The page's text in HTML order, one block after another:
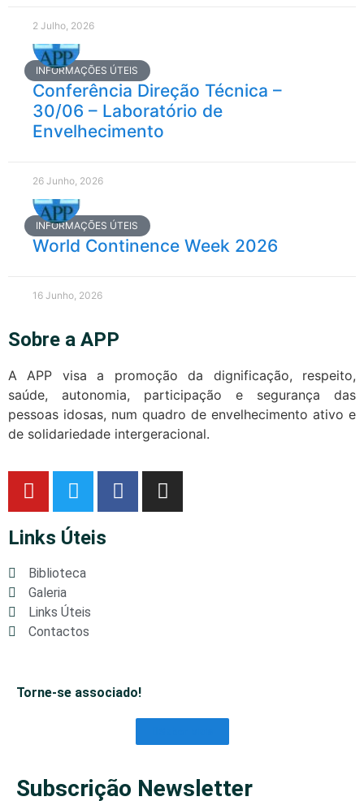
2 Julho, 2026
INFORMAÇÕES ÚTEIS
Conferência Direção Técnica –
30/06 – Laboratório de
Envelhecimento
26 Junho, 2026
INFORMAÇÕES ÚTEIS
World Continence Week 2026
16 Junho, 2026
Sobre a APP
A APP visa a promoção da dignificação, respeito,
saúde, autonomia, participação e segurança das
pessoas idosas, num quadro de envelhecimento ativo e
de solidariedade intergeracional.
Links Úteis
Biblioteca
Galeria
Links Úteis
Contactos
Torne-se associado!
Subscrição Newsletter